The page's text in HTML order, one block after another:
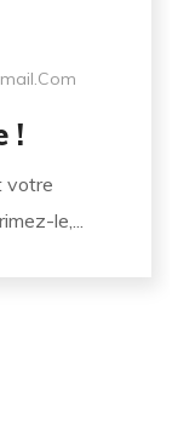
!
votre
le,...